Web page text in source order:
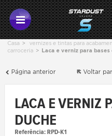
Casa > vernizes e tintas para
carroceria > Laca e verniz para bases
Página anterior Voltar
LACA E VERNIZ
DUCHE
Referência:RPD-K1